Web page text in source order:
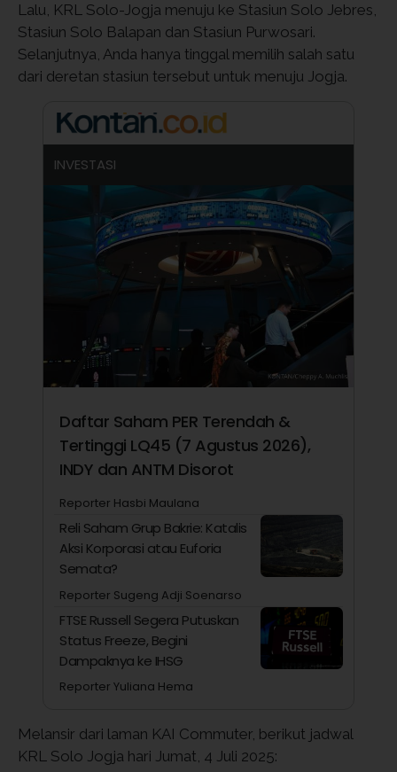
Lalu, KRL Solo-Jogja menuju ke Stasiun Solo Jebres,
Stasiun Solo Balapan dan Stasiun Purwosari.
Selanjutnya, Anda hanya tinggal memilih salah satu
dari deretan stasiun tersebut untuk menuju Jogja.
INVESTASI
Daftar Saham PER Terendah &
Tertinggi LQ45 (7 Agustus 2026),
INDY dan ANTM Disorot
Reporter Hasbi Maulana
Reli Saham Grup Bakrie: Katalis
Aksi Korporasi atau Euforia
Semata?
Reporter Sugeng Adji Soenarso
FTSE Russell Segera Putuskan
Status Freeze, Begini
Dampaknya ke IHSG
Reporter Yuliana Hema
Melansir dari laman KAI Commuter, berikut jadwal
KRL Solo Jogja hari Jumat, 4 Juli 2025: